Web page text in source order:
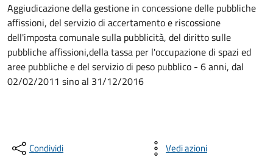
Aggiudicazione della gestione in concessione delle pubbliche
affissioni, del servizio di accertamento e riscossione
dell'imposta comunale sulla pubblicità, del diritto sulle
pubbliche affissioni,della tassa per l'occupazione di spazi ed
aree pubbliche e del servizio di peso pubblico - 6 anni, dal
02/02/2011 sino al 31/12/2016
Condividi Vedi azioni